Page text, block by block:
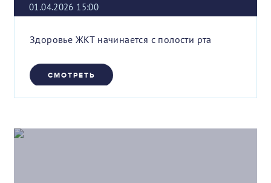
01.04.2026 15:00
Здоровье ЖКТ начинается с полости рта
СМОТРЕТЬ